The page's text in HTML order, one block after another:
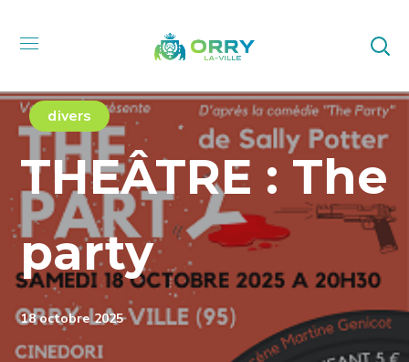
divers
THEÂTRE : The
party
18 octobre 2025